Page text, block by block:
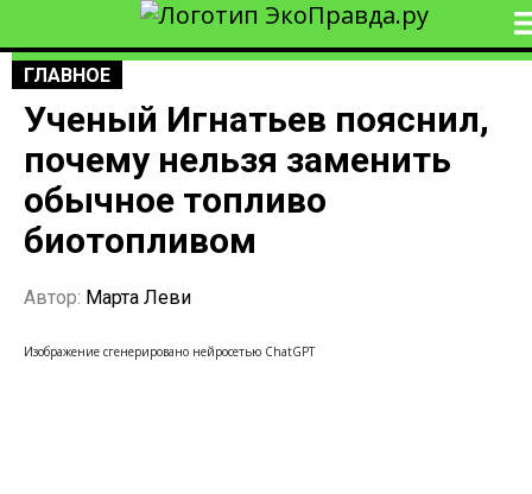
ГЛАВНОЕ
Ученый Игнатьев пояснил,
почему нельзя заменить
обычное топливо
биотопливом
Автор: Марта Леви
Изображение сгенерировано нейросетью ChatGPT